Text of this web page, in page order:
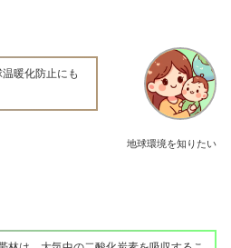
地球環境を知りたい
温暖化防止にも